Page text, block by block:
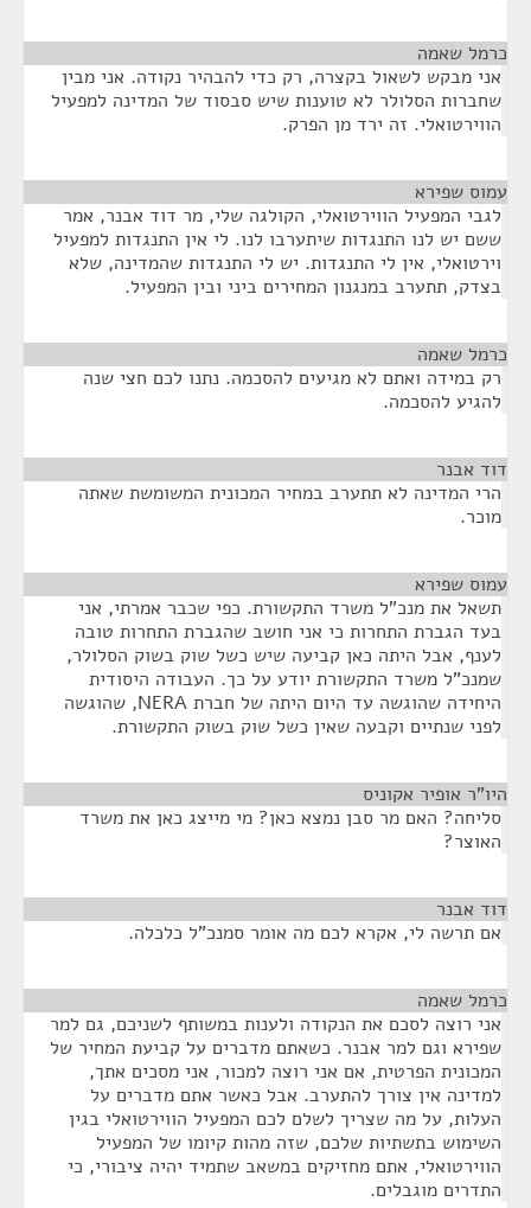
כרמל שאמה
אני מבקש לשאול בקצרה, רק כדי להבהיר נקודה. אני מבין
שחברות הסלולר לא טוענות שיש סבסוד של המדינה למפעיל
הווירטואלי. זה ירד מן הפרק.
עמוס שפירא
לגבי המפעיל הווירטואלי, הקולגה שלי, מר דוד אבנר, אמר
ששם יש לנו התנגדות שיתערבו לנו. לי אין התנגדות למפעיל
וירטואלי, אין לי התנגדות. יש לי התנגדות שהמדינה, שלא
בצדק, תתערב במנגנון המחירים ביני ובין המפעיל.
כרמל שאמה
רק במידה ואתם לא מגיעים להסכמה. נתנו לכם חצי שנה
להגיע להסכמה.
דוד אבנר
הרי המדינה לא תתערב במחיר המכונית המשומשת שאתה
מוכר.
עמוס שפירא
תשאל את מנכ"ל משרד התקשורת. כפי שכבר אמרתי, אני
בעד הגברת התחרות כי אני חושב שהגברת התחרות טובה
לענף, אבל היתה כאן קביעה שיש כשל שוק בשוק הסלולר,
שמנכ"ל משרד התקשורת יודע על כך. העבודה היסודית
היחידה שהוגשה עד היום היתה של חברת NERA, שהוגשה
לפני שנתיים וקבעה שאין כשל שוק בשוק התקשורת.
היו"ר אופיר אקוניס
סליחה? האם מר סבן נמצא כאן? מי מייצג כאן את משרד
האוצר?
דוד אבנר
אם תרשה לי, אקרא לכם מה אומר סמנכ"ל כלכלה.
כרמל שאמה
אני רוצה לסכם את הנקודה ולענות במשותף לשניכם, גם למר
שפירא וגם למר אבנר. כשאתם מדברים על קביעת המחיר של
המכונית הפרטית, אם אני רוצה למכור, אני מסכים אתך,
למדינה אין צורך להתערב. אבל כאשר אתם מדברים על
העלות, על מה שצריך לשלם לכם המפעיל הווירטואלי בגין
השימוש בתשתיות שלכם, שזה מהות קיומו של המפעיל
הווירטואלי, אתם מחזיקים במשאב שתמיד יהיה ציבורי, כי
התדרים מוגבלים.